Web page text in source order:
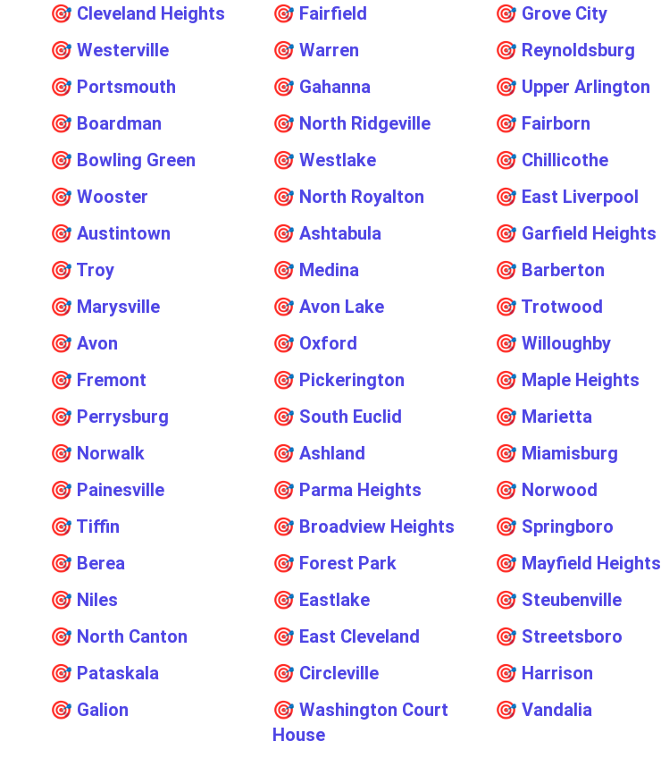
🎯 Cleveland Heights 🎯 Fairfield 🎯 Grove City
🎯 Westerville 🎯 Warren 🎯 Reynoldsburg
🎯 Portsmouth 🎯 Gahanna 🎯 Upper Arlington
🎯 Boardman 🎯 North Ridgeville 🎯 Fairborn
🎯 Bowling Green 🎯 Westlake 🎯 Chillicothe
🎯 Wooster 🎯 North Royalton 🎯 East Liverpool
🎯 Austintown 🎯 Ashtabula 🎯 Garfield Heights
🎯 Troy 🎯 Medina 🎯 Barberton
🎯 Marysville 🎯 Avon Lake 🎯 Trotwood
🎯 Avon 🎯 Oxford 🎯 Willoughby
🎯 Fremont 🎯 Pickerington 🎯 Maple Heights
🎯 Perrysburg 🎯 South Euclid 🎯 Marietta
🎯 Norwalk 🎯 Ashland 🎯 Miamisburg
🎯 Painesville 🎯 Parma Heights 🎯 Norwood
🎯 Tiffin 🎯 Broadview Heights 🎯 Springboro
🎯 Berea 🎯 Forest Park 🎯 Mayfield Heights
🎯 Niles 🎯 Eastlake 🎯 Steubenville
🎯 North Canton 🎯 East Cleveland 🎯 Streetsboro
🎯 Pataskala 🎯 Circleville 🎯 Harrison
🎯 Galion 🎯 Washington Court
House
🎯 Vandalia